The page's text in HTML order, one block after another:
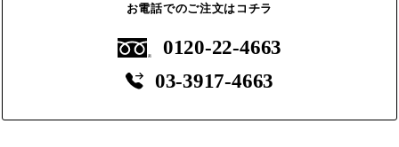
お電話でのご注文はコチラ
0120-22-4663
03-3917-4663